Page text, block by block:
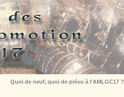
Quoi de neuf, quoi de prévu à l'AMLGC17 ?